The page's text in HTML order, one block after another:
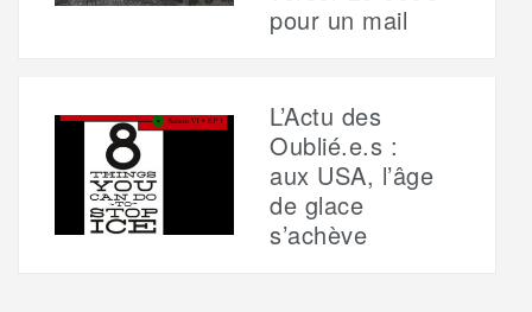
pour un mail
L’Actu des
Oublié.e.s :
aux USA, l’âge
de glace
s’achève